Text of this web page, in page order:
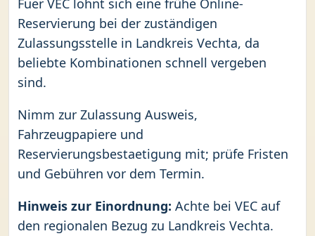
Fuer VEC lohnt sich eine frühe Online-
Reservierung bei der zuständigen
Zulassungsstelle in Landkreis Vechta, da
beliebte Kombinationen schnell vergeben
sind.
Nimm zur Zulassung Ausweis,
Fahrzeugpapiere und
Reservierungsbestaetigung mit; prüfe Fristen
und Gebühren vor dem Termin.
Hinweis zur Einordnung: Achte bei VEC auf
den regionalen Bezug zu Landkreis Vechta.